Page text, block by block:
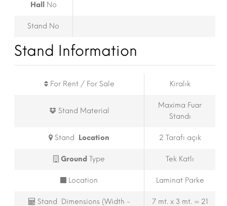
Hall No
Stand No
Stand Information
For Rent / For Sale Kiralık
Stand Material
Maxima Fuar
Standı
Stand Location 2 Tarafı açık
Ground Type Tek Katlı
Location Laminat Parke
Stand Dimensions (Width -
7 mt. x 3 mt. = 21